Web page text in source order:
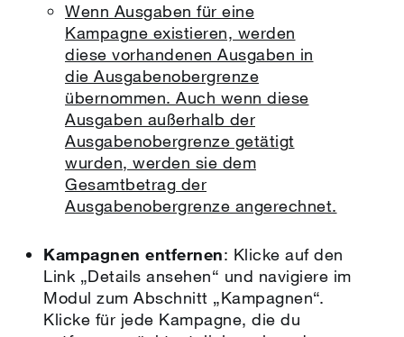
Wenn Ausgaben für eine
Kampagne existieren, werden
diese vorhandenen Ausgaben in
die Ausgabenobergrenze
übernommen. Auch wenn diese
Ausgaben außerhalb der
Ausgabenobergrenze getätigt
wurden, werden sie dem
Gesamtbetrag der
Ausgabenobergrenze angerechnet.
Kampagnen entfernen: Klicke auf den
Link „Details ansehen“ und navigiere im
Modul zum Abschnitt „Kampagnen“.
Klicke für jede Kampagne, die du